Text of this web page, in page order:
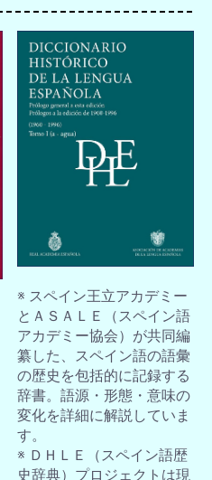
※ スペイン王立アカデミー
とＡＳＡＬＥ（スペイン語
アカデミー協会）が共同編
纂した、スペイン語の語彙
の歴史を包括的に記録する
辞書。語源・形態・意味の
変化を詳細に解説していま
す。
※ ＤＨＬＥ（スペイン語歴
史辞典）プロジェクトは現